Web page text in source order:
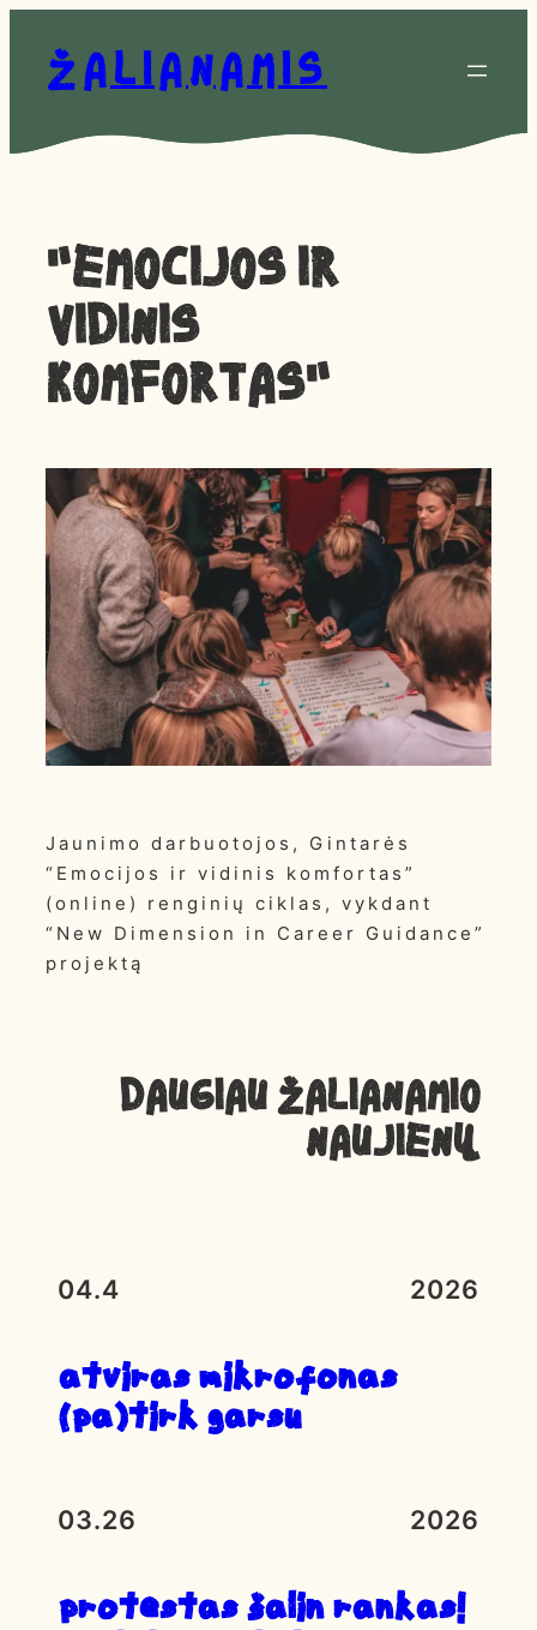
prie
turinio
Žalianamis
“EMOCIJOS IR
VIDINIS
KOMFORTAS”
Jaunimo darbuotojos, Gintarės
“Emocijos ir vidinis komfortas”
(online) renginių ciklas, vykdant
“New Dimension in Career Guidance”
projektą
Daugiau ŽALIANAMIO
NAUJIENŲ
04.4 2026
atviras mikrofonas
(pa)tirk garsu
03.26 2026
Protestas ŠALIN RANKAS!